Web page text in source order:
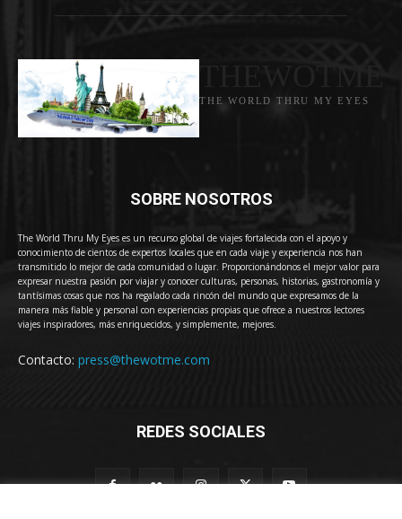
THE WORLD THRU MY EYES
SOBRE NOSOTROS
The World Thru My Eyes es un recurso global de viajes fortalecida con el apoyo y
conocimiento de cientos de expertos locales que en cada viaje y experiencia nos han
transmitido lo mejor de cada comunidad o lugar. Proporcionándonos el mejor valor para
expresar nuestra pasión por viajar y conocer culturas, personas, historias, gastronomía y
tantísimas cosas que nos ha regalado cada rincón del mundo que expresamos de la
manera más fiable y personal con experiencias propias que ofrece a nuestros lectores
viajes inspiradores, más enriquecidos, y simplemente, mejores.
Contacto: press@thewotme.com
REDES SOCIALES